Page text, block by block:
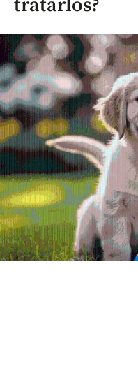
tratarlos?